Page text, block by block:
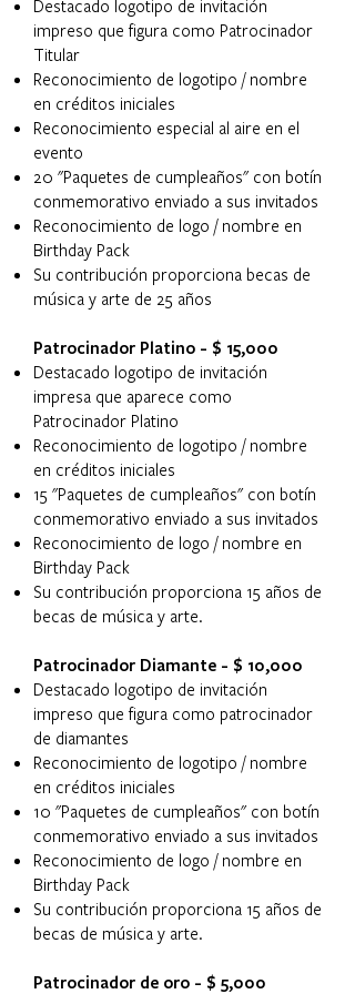
Destacado logotipo de invitación
impreso que figura como Patrocinador
Titular
Reconocimiento de logotipo / nombre
en créditos iniciales
Reconocimiento especial al aire en el
evento
20 "Paquetes de cumpleaños" con botín
conmemorativo enviado a sus invitados
Reconocimiento de logo / nombre en
Birthday Pack
Su contribución proporciona becas de
música y arte de 25 años
Patrocinador Platino - $ 15,000
Destacado logotipo de invitación
impresa que aparece como
Patrocinador Platino
Reconocimiento de logotipo / nombre
en créditos iniciales
15 "Paquetes de cumpleaños" con botín
conmemorativo enviado a sus invitados
Reconocimiento de logo / nombre en
Birthday Pack
Su contribución proporciona 15 años de
becas de música y arte.
Patrocinador Diamante - $ 10,000
Destacado logotipo de invitación
impreso que figura como patrocinador
de diamantes
Reconocimiento de logotipo / nombre
en créditos iniciales
10 "Paquetes de cumpleaños" con botín
conmemorativo enviado a sus invitados
Reconocimiento de logo / nombre en
Birthday Pack
Su contribución proporciona 15 años de
becas de música y arte.
Patrocinador de oro - $ 5,000